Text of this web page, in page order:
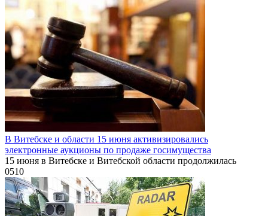
В Витебске и области 15 июня активизировались
электронные аукционы по продаже госимущества
15 июня в Витебске и Витебской области продолжилась
0510